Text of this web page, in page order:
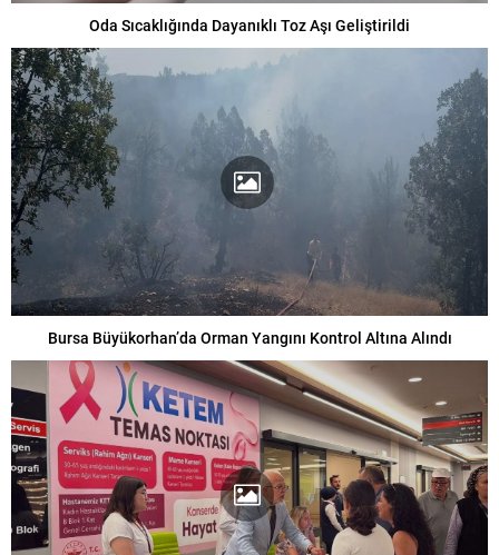
Oda Sıcaklığında Dayanıklı Toz Aşı Geliştirildi
Bursa Büyükorhan’da Orman Yangını Kontrol Altına Alındı